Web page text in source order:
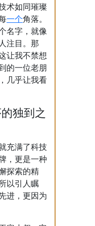
术如同璀璨
一个角落。
名字，就像
注目。那
让我不禁想
的一位老朋
几乎让我看
独到之
充满了科技
，更是一种
探索的精
以引人瞩
进，更因为